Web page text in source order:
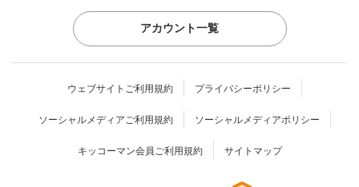
アカウント一覧
ウェブサイトご利用規約 プライバシーポリシー
ソーシャルメディアご利用規約 ソーシャルメディアポリシー
キッコーマン会員ご利用規約 サイトマップ